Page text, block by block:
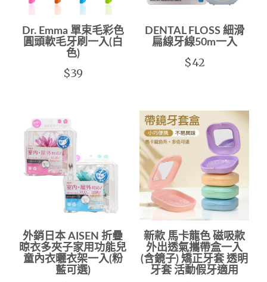
Dr. Emma 單束毛彩色
圓頭軟毛牙刷一入(白
色)
$39
DENTAL FLOSS 細滑
扁線牙線50m一入
$42
外銷日本 AISEN 折疊
晾衣多夾子家用功能兒
童內衣曬衣架一入(粉
藍可選)
新款 馬卡龍色 磁吸款
外出透氣攜帶盒一入
(含鏡子) 矯正牙套 透明
牙套 活動假牙適用